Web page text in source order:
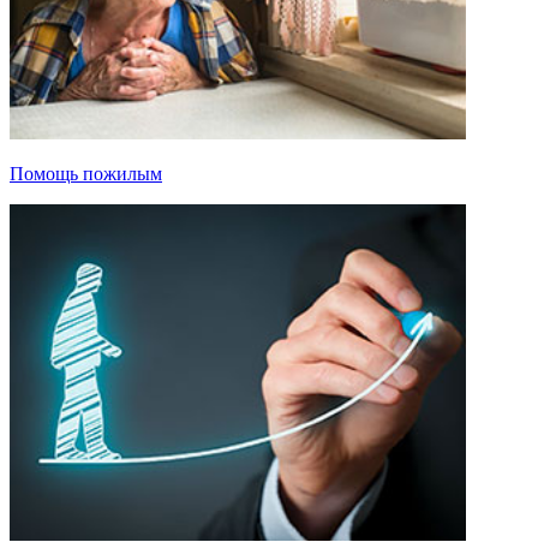
Помощь пожилым